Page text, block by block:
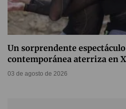
Un sorprendente
contemporánea aterriza en
03 de agosto de 2026